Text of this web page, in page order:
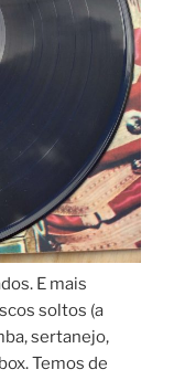
E mais
soltos (a
sertanejo,
Temos de